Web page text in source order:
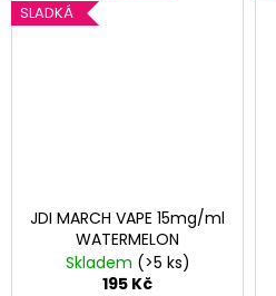
SLADKÁ
JDI MARCH VAPE 15mg/ml
WATERMELON
Skladem (>5 ks)
195 Kč